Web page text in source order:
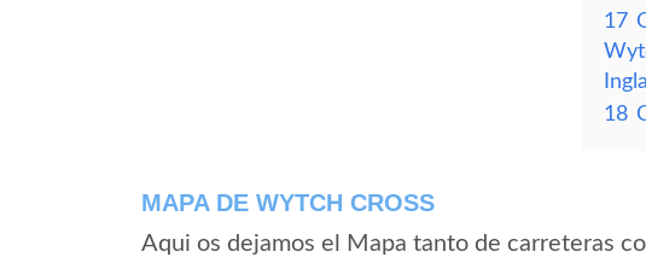
17
18
MAPA DE WYTCH CROSS
Aqui os dejamos el Mapa tanto de carreteras